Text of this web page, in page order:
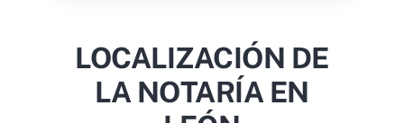
LOCALIZACIÓN DE
LA NOTARÍA EN